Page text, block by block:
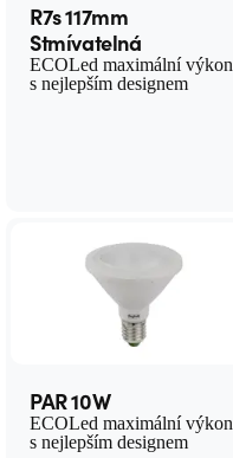
R7s 117mm
Stmívatelná
ECOLed maximální výkon
s nejlepším designem
PAR 10W
ECOLed maximální výkon
s nejlepším designem